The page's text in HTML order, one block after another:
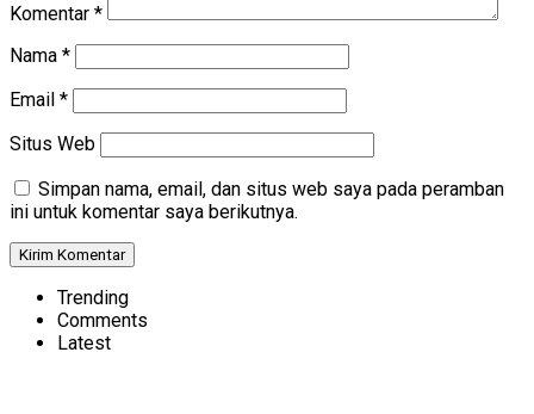
Komentar *
Nama *
Email *
Situs Web
Simpan nama, email, dan situs web saya pada peramban
ini untuk komentar saya berikutnya.
Trending
Comments
Latest